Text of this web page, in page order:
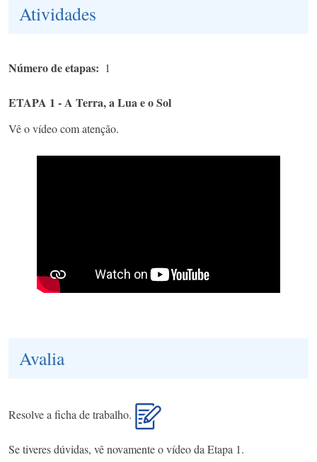
Atividades
Número de etapas 1
ETAPA 1 - A Terra, a Lua e o Sol
Vê o vídeo com atenção.
Avalia
Resolve a ficha de trabalho.
Se tiveres dúvidas, vê novamente o vídeo da Etapa 1.